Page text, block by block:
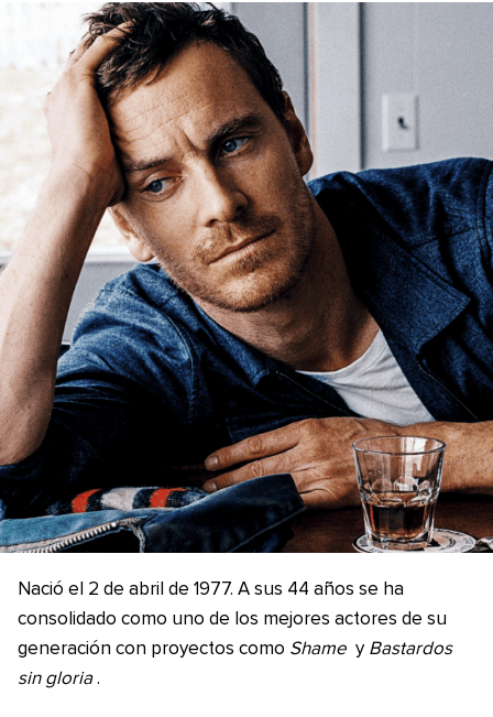
Nació el 2 de abril de 1977. A sus 44 años se ha
consolidado como uno de los mejores actores de su
generación con proyectos como Shame y Bastardos
sin gloria .